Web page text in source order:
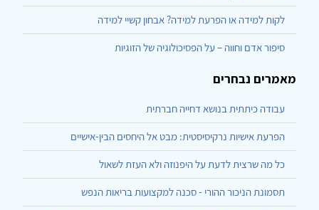
לקות למידה או הפרעת למידה? אבחון קשיי למידה
סיפור אדם וחווה – על הפסיכולוגיה של הזוגיות
מאמרים נבחרים
עבודה כיתתית בנושא דחייה חברתית
הפרעת אישיות נרקיסיסטית: מבט אל היחסים הבין-אישיים
כל מה שרצית לדעת על היפנוזה ולא העזת לשאול
תסמונת הניכור ההורי - סכנה למקצועות בריאות הנפש